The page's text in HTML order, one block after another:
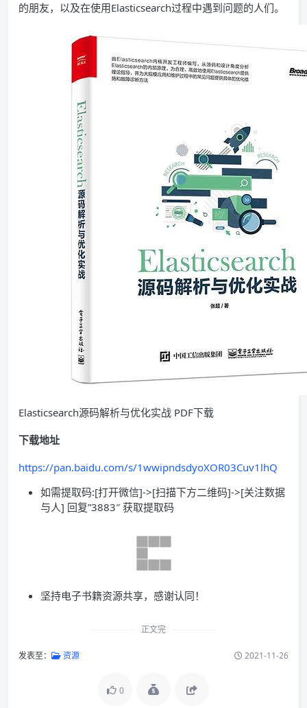
的朋友，以及在使用Elasticsearch过程中遇到问题的人们。
Elasticsearch源码解析与优化实战 PDF下载
下载地址
https://pan.baidu.com/s/1wwipndsdyoXOR03Cuv1lhQ
如需提取码:[打开微信]->[扫描下方二维码]->[关注数据
与人] 回复”3883″ 获取提取码
坚持电子书籍资源共享，感谢认同！
正文完
发表至： 资源 2021-11-26
0